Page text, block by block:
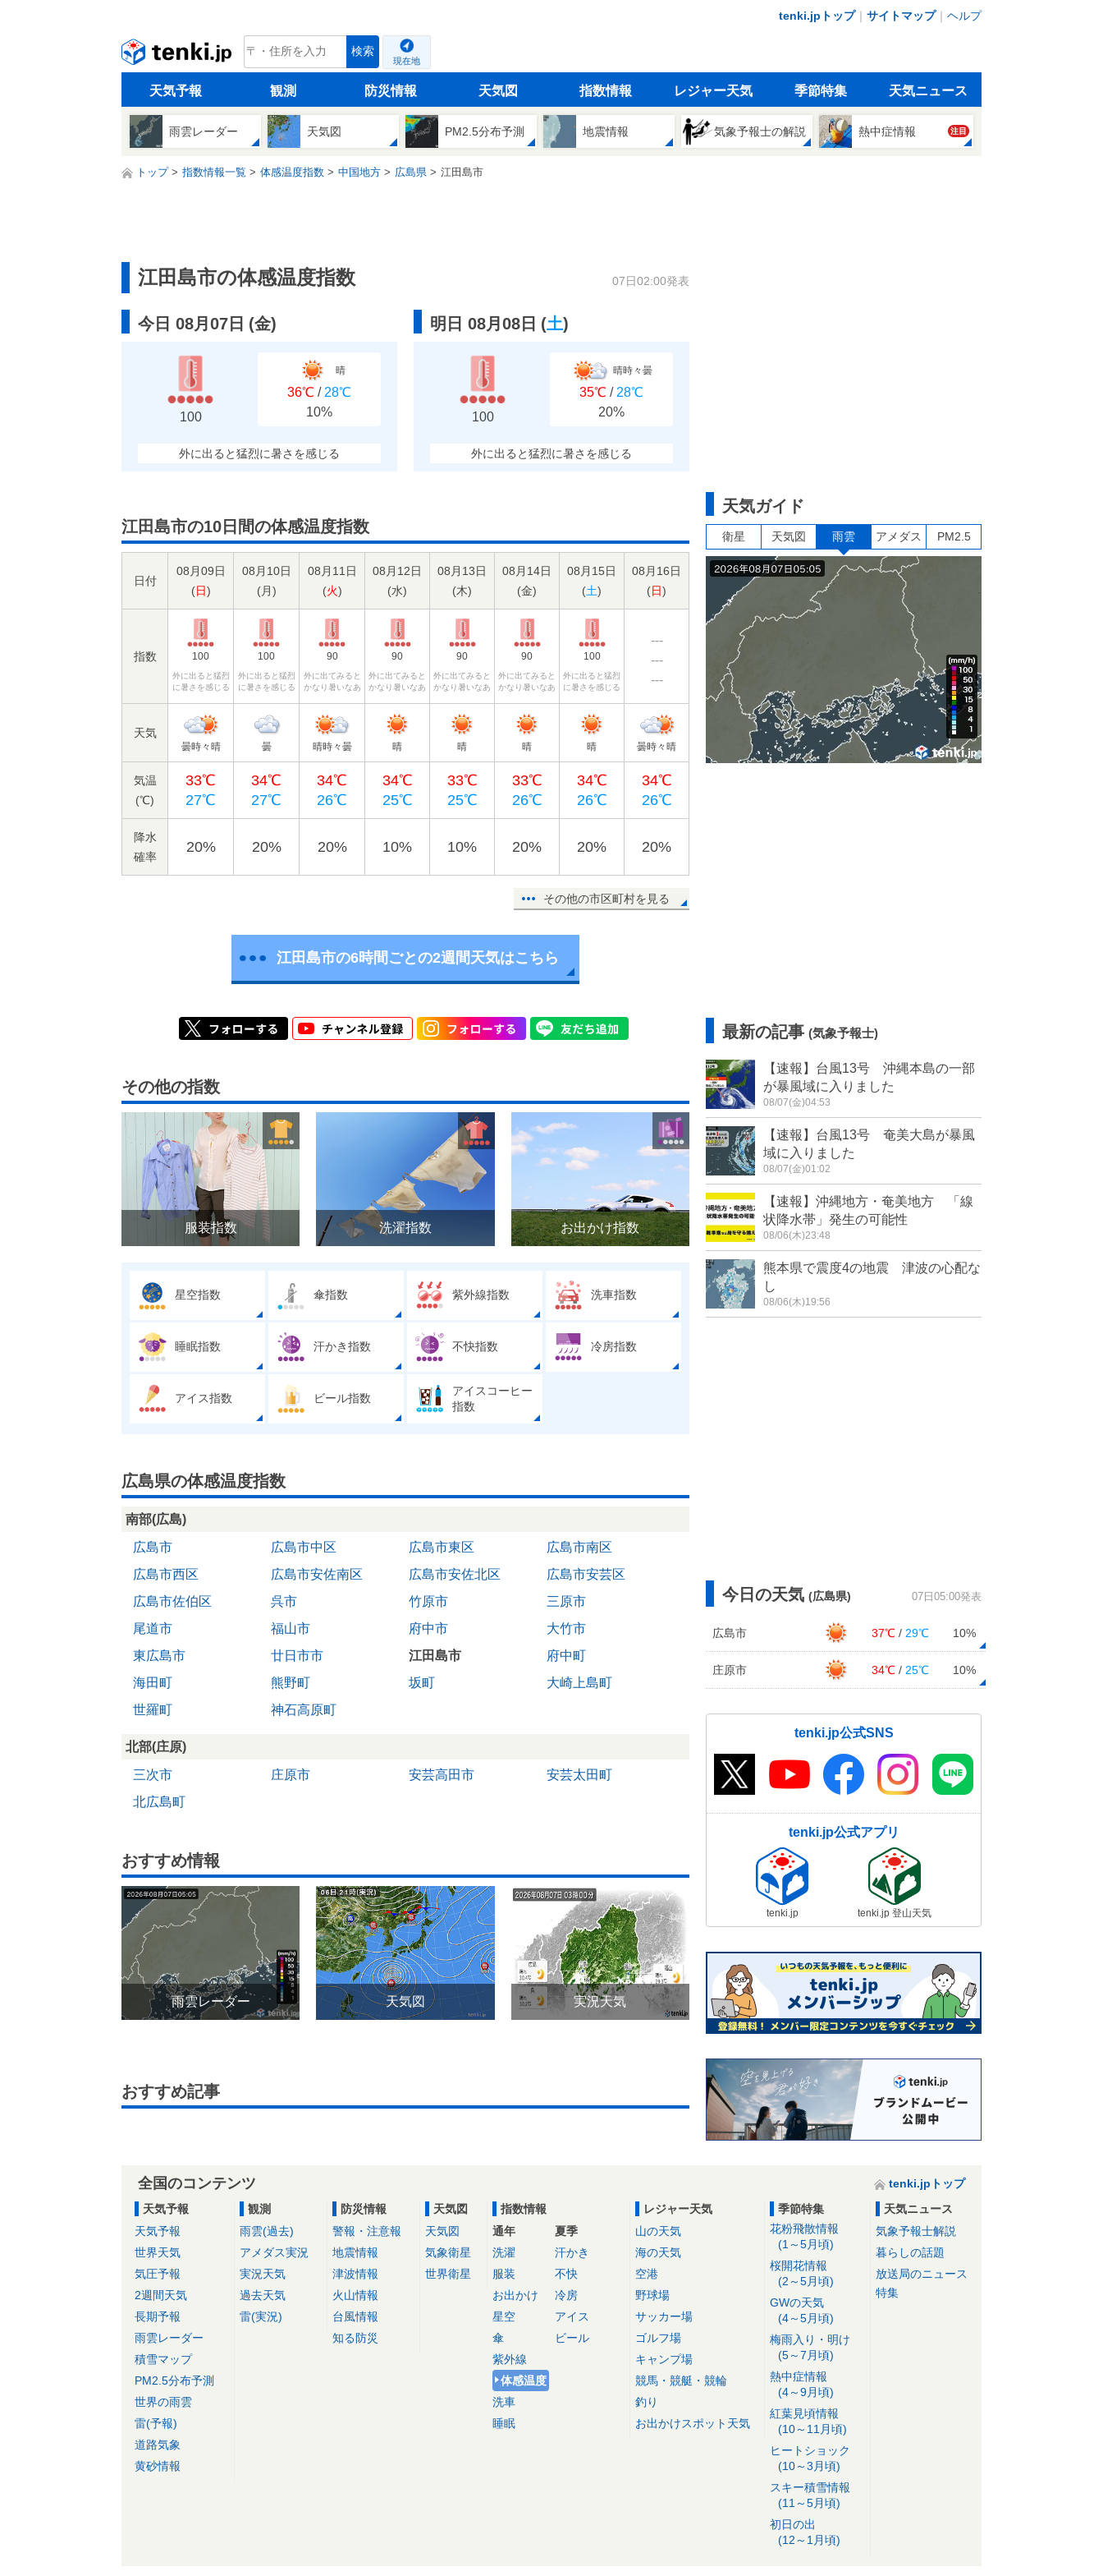
tenki.jpトップ｜ サイトマップ｜ ヘルプ
tenki.jp 検索
現在地
天気予報 観測 防災情報 天気図 指数情報 レジャー天気 季節特集 天気ニュース
雨雲レーダー 天気図 PM2.5分布予測 地震情報 気象予報士の解説 熱中症情報 注目
トップ 指数情報一覧 体感温度指数 中国地方 広島県 江田島市
江田島市の体感温度指数 07日02:00発表
今日 08月07日 (金)
100
晴
36℃ / 28℃
10%
外に出ると猛烈に暑さを感じる
明日 08月08日 (土)
100
晴時々曇
35℃ / 28℃
20%
外に出ると猛烈に暑さを感じる
江田島市の10日間の体感温度指数
日付
08月09日
(日)
08月10日
(月)
08月11日
(火)
08月12日
(水)
08月13日
(木)
08月14日
(金)
08月15日
(土)
08月16日
(日)
指数 100
外に出ると猛烈
に暑さを感じる
100
外に出ると猛烈
に暑さを感じる
90
外に出てみると
かなり暑いなあ
90
外に出てみると
かなり暑いなあ
90
外に出てみると
かなり暑いなあ
90
外に出てみると
かなり暑いなあ
100
外に出ると猛烈
に暑さを感じる
---
---
---
天気
曇時々晴 曇 晴時々曇 晴 晴 晴 晴 曇時々晴
気温
(℃)
33℃
27℃
34℃
27℃
34℃
26℃
34℃
25℃
33℃
25℃
33℃
26℃
34℃
26℃
34℃
26℃
降水
確率
20% 20% 20% 10% 10% 20% 20% 20%
その他の市区町村を見る
江田島市の6時間ごとの2週間天気はこちら
その他の指数
服装指数 洗濯指数 お出かけ指数
星空指数 傘指数 紫外線指数 洗車指数
睡眠指数 汗かき指数 不快指数 冷房指数
アイス指数 ビール指数
アイスコーヒー
指数
広島県の体感温度指数
南部(広島)
広島市
広島市中区 広島市東区
広島市南区
広島市西区
広島市安佐南区 広島市安佐北区
広島市安芸区
広島市佐伯区
呉市 竹原市
三原市
尾道市
福山市 府中市
大竹市
東広島市
廿日市市 江田島市
府中町
海田町
熊野町 坂町
大崎上島町
世羅町
神石高原町
北部(庄原)
三次市
庄原市 安芸高田市
安芸太田町
北広島町
おすすめ情報
雨雲レーダー 天気図 実況天気
おすすめ記事
天気ガイド
衛星 天気図 雨雲 アメダス PM2.5
最新の記事 (気象予報士)
【速報】台風13号 沖縄本島の一部
が暴風域に入りました
08/07(金)04:53
【速報】台風13号 奄美大島が暴風
域に入りました
08/07(金)01:02
【速報】沖縄地方・奄美地方 「線
状降水帯」発生の可能性
08/06(木)23:48
熊本県で震度4の地震 津波の心配な
し
08/06(木)19:56
今日の天気 (広島県) 07日05:00発表
広島市 37℃ / 29℃ 10%
庄原市 34℃ / 25℃ 10%
tenki.jp公式SNS
tenki.jp公式アプリ
tenki.jp tenki.jp 登山天気
全国のコンテンツ
tenki.jpトップ
天気予報
天気予報
世界天気
気圧予報
2週間天気
長期予報
雨雲レーダー
積雪マップ
PM2.5分布予測
世界の雨雲
雷(予報)
道路気象
黄砂情報
観測
雨雲(過去)
アメダス実況
実況天気
過去天気
雷(実況)
防災情報
警報・注意報
地震情報
津波情報
火山情報
台風情報
知る防災
天気図
天気図
気象衛星
世界衛星
指数情報
通年
洗濯
服装
お出かけ
星空
傘
紫外線
体感温度
洗車
睡眠
夏季
汗かき
不快
冷房
アイス
ビール
レジャー天気
山の天気
海の天気
空港
野球場
サッカー場
ゴルフ場
キャンプ場
競馬・競艇・競輪
釣り
お出かけスポット天気
季節特集
花粉飛散情報
(1～5月頃)
桜開花情報
(2～5月頃)
GWの天気
(4～5月頃)
梅雨入り・明け
(5～7月頃)
熱中症情報
(4～9月頃)
紅葉見頃情報
(10～11月頃)
ヒートショック
(10～3月頃)
スキー積雪情報
(11～5月頃)
初日の出
(12～1月頃)
天気ニュース
気象予報士解説
暮らしの話題
放送局のニュース
特集